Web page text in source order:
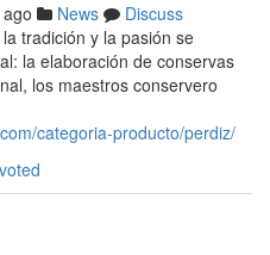
News
Discuss
tradición y la pasión se
la elaboración de conservas
los maestros conservero
categoria-producto/perdiz/